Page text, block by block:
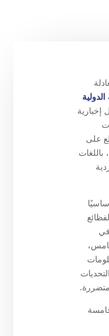
إخبارية
على
باللغات